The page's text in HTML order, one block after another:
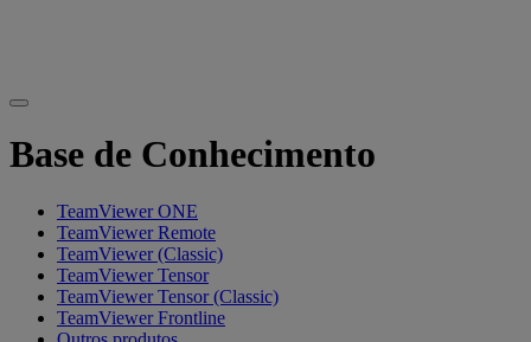
Base de Conhecimento
TeamViewer ONE
TeamViewer Remote
TeamViewer (Classic)
TeamViewer Tensor
TeamViewer Tensor (Classic)
TeamViewer Frontline